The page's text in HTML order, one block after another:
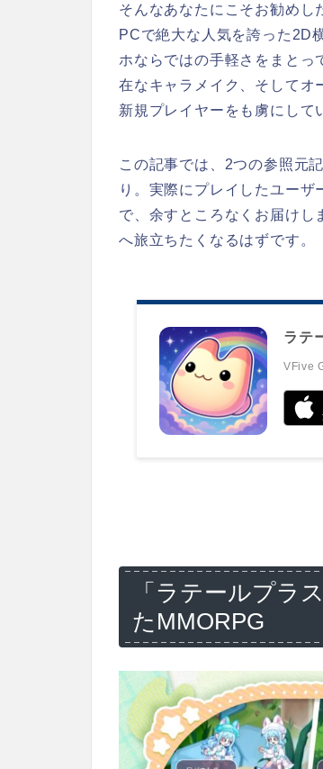
そんなあなたにこそお勧めし
PCで絶大な人気を誇った2D
ホならではの手軽さをまとっ
在なキャラメイク、そしてオ
新規プレイヤーをも虜にして
この記事では、2つの参照元
り。実際にプレイしたユーザ
で、余すところなくお届けし
へ旅立ちたくなるはずです。
ラテ
VFive
「ラテールプラ
たMMORPG